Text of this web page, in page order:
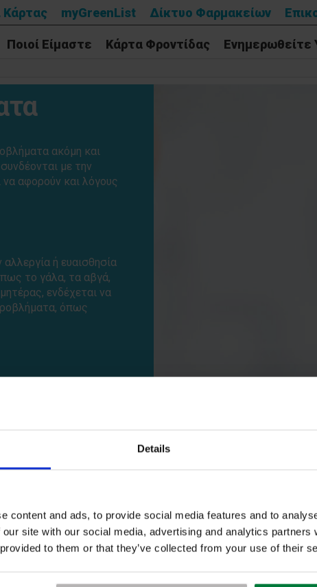
Details
content and ads, to provide social media features and to
site with our social media, advertising and analytics partners
to them or that they’ve collected from your use of their
Κάρτας myGreenList Δίκτυο Φαρμακείων
Ποιοί Είμαστε Κάρτα Φροντίδας Ενημερωθείτε
ακόμη και
με την
να αφορούν και λόγους
ή ευαισθησία
το γάλα, τα αβγά,
ενδέχεται να
όπως
διάστημα από
μιας
οι γονείς θα πρέπει
να δίνουν
εξανθήματα (κνησμός,
καταρροή,
και ζάλη.
το γιατρό, καθώς τα
(με κίνδυνο την
ντομάτα,